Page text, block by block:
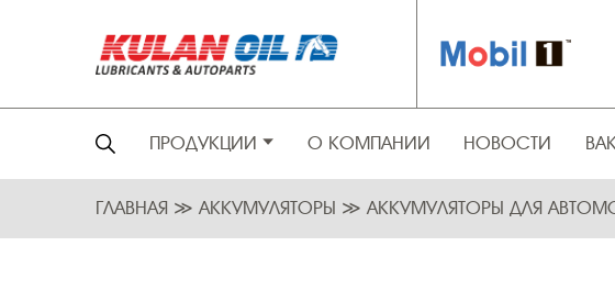
ПРОДУКЦИИ О КОМПАНИИ НОВОСТИ
ГЛАВНАЯ ≫ АККУМУЛЯТОРЫ ≫ АККУМУЛЯТОРЫ ДЛЯ